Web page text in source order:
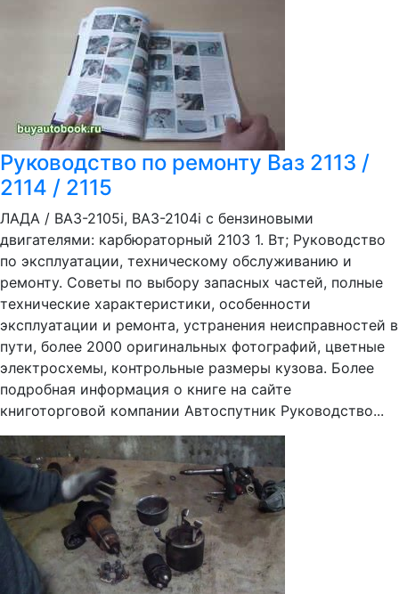
Руководство по ремонту Ваз 2113 /
2114 / 2115
ЛАДА / ВАЗ-2105i, ВАЗ-2104i с бензиновыми
двигателями: карбюраторный 2103 1. Вт; Руководство
по эксплуатации, техническому обслуживанию и
ремонту. Советы по выбору запасных частей, полные
технические характеристики, особенности
эксплуатации и ремонта, устранения неисправностей в
пути, более 2000 оригинальных фотографий, цветные
электросхемы, контрольные размеры кузова. Более
подробная информация о книге на сайте
книготорговой компании Автоспутник Руководство...